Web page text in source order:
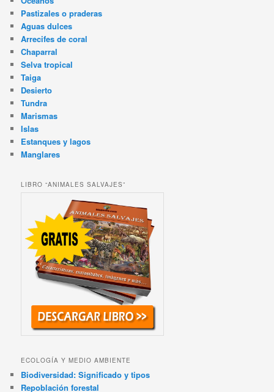
Pastizales o praderas
Aguas dulces
Arrecifes de coral
Chaparral
Selva tropical
Taiga
Desierto
Tundra
Marismas
Islas
Estanques y lagos
Manglares
LIBRO “ANIMALES SALVAJES”
ECOLOGÍA Y MEDIO AMBIENTE
Biodiversidad: Significado y tipos
Repoblación forestal